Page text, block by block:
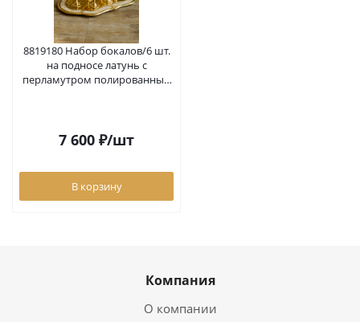
8819180 Набор бокалов/6 шт.
на подносе латунь с
перламутром полированный
7 600 ₽/шт
В корзину
Компания
О компании